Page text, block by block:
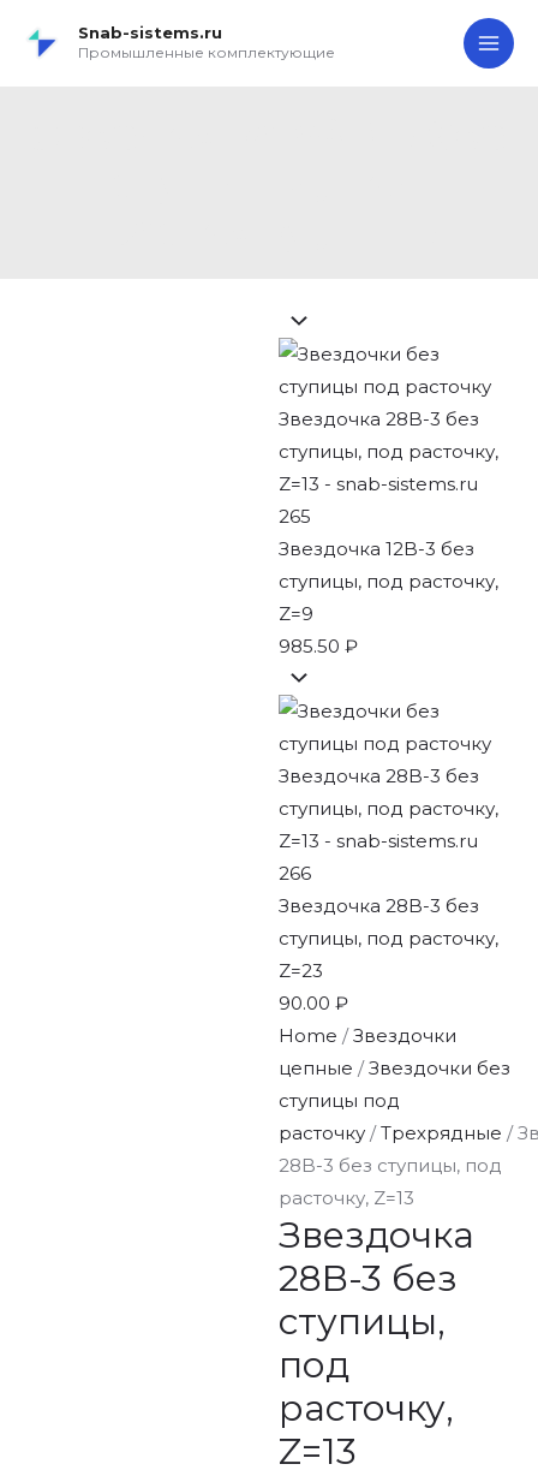
Snab-sistems.ru
Промышленные комплектующие
Звездочка 12B-3 без
ступицы, под расточку,
Z=9
985.50₽
Звездочка 28B-3 без
ступицы, под расточку,
Z=23
90.00₽
Home /Звездочки
цепные /Звездочки без
ступицы под
расточку /Трехрядные /
28B-3 без ступицы, под
расточку, Z=13
Звездочка
28B-3 без
ступицы,
под
расточку,
Z=13
28B-